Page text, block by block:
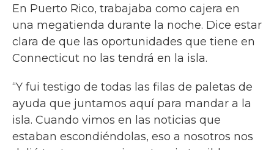
En Puerto Rico, trabajaba como cajera en
una megatienda durante la noche. Dice estar
clara de que las oportunidades que tiene en
Connecticut no las tendrá en la isla.
“Y fui testigo de todas las filas de paletas de
ayuda que juntamos aquí para mandar a la
isla. Cuando vimos en las noticias que
estaban escondiéndolas, eso a nosotros nos